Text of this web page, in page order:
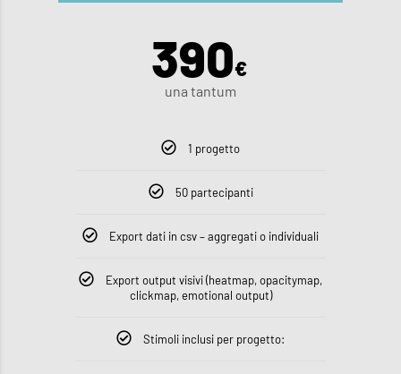
390€
una tantum
1 progetto
50 partecipanti
Export dati in csv – aggregati o individuali
Export output visivi (heatmap, opacitymap,
clickmap, emotional output)
Stimoli inclusi per progetto: